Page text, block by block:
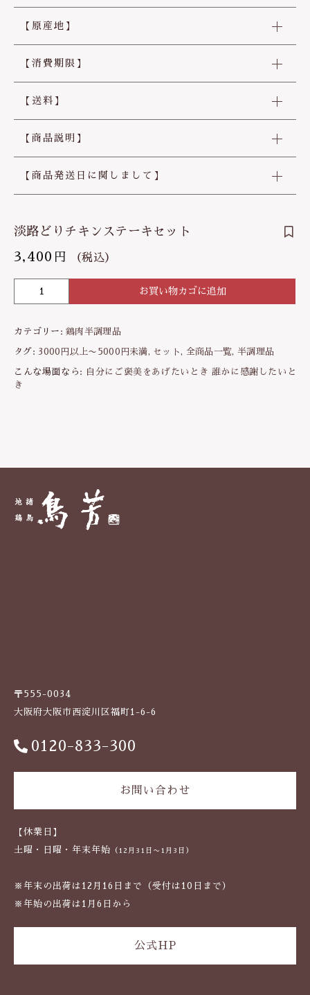
【原産地】
【消費期限】
【送料】
【商品説明】
【商品発送日に関しまして】
淡路どりチキンステーキセット
3,400 円 （税込）
路
り
チ
ン
ッ
お買い物カゴに追加
カテゴリー:鶏肉半調理品
タグ: 3000円以上〜5000円未満, セット , 全商品一覧, 半調理品
こんな場面なら: 自分にご褒美をあげたいとき 誰かに感謝したいと
き
〒555-0034
大阪府大阪市西淀川区福町1-6-6
0120-833-300
お問い合わせ
【休業日】
土曜・日曜・年末年始 （12月31日〜1月3日）
※年末の出荷は12月16日まで（受付は10日まで）
※年始の出荷は1月6日から
公式HP